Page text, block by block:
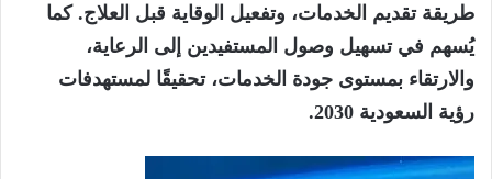
طريقة تقديم الخدمات، وتفعيل الوقاية قبل العلاج. كما
يُسهم في تسهيل وصول المستفيدين إلى الرعاية،
والارتقاء بمستوى جودة الخدمات، تحقيقًا لمستهدفات
رؤية السعودية 2030.